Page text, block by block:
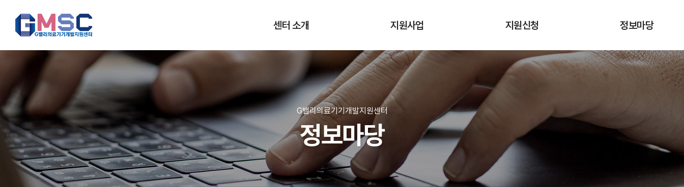
센터 소개
인사말
인프라 소개
비전 및 목표
운영조직
운영성과
오시는 길
지원사업
의료데이터 활용지원
첨단의료기기 개발지원
사용적합성 평가지원
기술사업화지원
기업성장지원
글로벌 진출 지원
네트워크 및 교육지원
지원신청
의료분야 상담 · 자문신청
정보마당
공지사항
자료실
문의하기
G밸리의료기기개발지원센터
정보마당